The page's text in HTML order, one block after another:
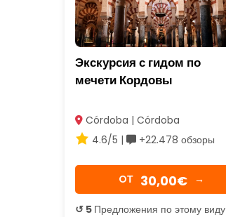
Экскурсия с гидом по
мечети Кордовы
Córdoba | Córdoba
4.6/5 |
+22.478 обзоры
OТ 30,00€ →
↺ 5 Предложения по этому виду